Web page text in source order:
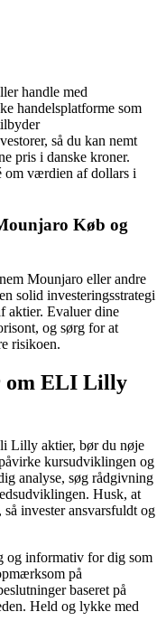
handle med
handelsplatforme som
så du kan nemt
pris i danske kroner.
om værdien af dollars i
Køb og
Mounjaro eller andre
solid investeringsstrategi
aktier. Evaluer dine
og sørg for at
risikoen.
om ELI Lilly
Lilly aktier, bør du nøje
kursudviklingen og
analyse, søg rådgivning
Husk, at
invester ansvarsfuldt og
og informativ for dig som
på
baseret på
Held og lykke med